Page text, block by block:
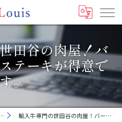
田谷の肉屋！バ
テーキが得意で
す。
輸入牛専門の世田谷の肉屋！バーベキュー、ステーキが得意です。